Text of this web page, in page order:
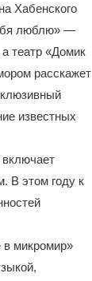
Хабенского
люблю» —
театр «Домик
расскажет
известных
В этом году к
в микромир»